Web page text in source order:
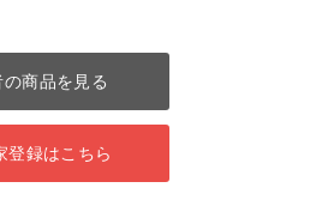
の商品を見る
登録はこちら